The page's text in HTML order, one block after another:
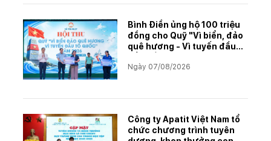
Bình Điền ủng hộ 100 triệu
đồng cho Quỹ "Vì biển, đảo
quê hương - Vì tuyến đầu
Ngày 07/08/2026
Công ty Apatit Việt Nam tổ
chức chương trình tuyên